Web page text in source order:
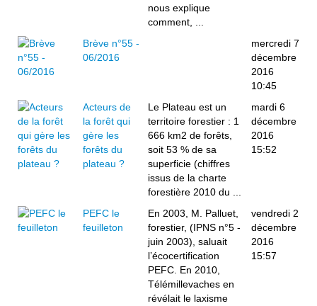
nous explique
comment, ...
Brève n°55 -
06/2016
mercredi 7
décembre
2016
10:45
Acteurs de
la forêt qui
gère les
forêts du
plateau ?
Le Plateau est un
territoire forestier : 1
666 km2 de forêts,
soit 53 % de sa
superficie (chiffres
issus de la charte
forestière 2010 du ...
mardi 6
décembre
2016
15:52
PEFC le
feuilleton
En 2003, M. Palluet,
forestier, (IPNS n°5 -
juin 2003), saluait
l’écocertification
PEFC. En 2010,
Télémillevaches en
révélait le laxisme
vendredi 2
décembre
2016
15:57